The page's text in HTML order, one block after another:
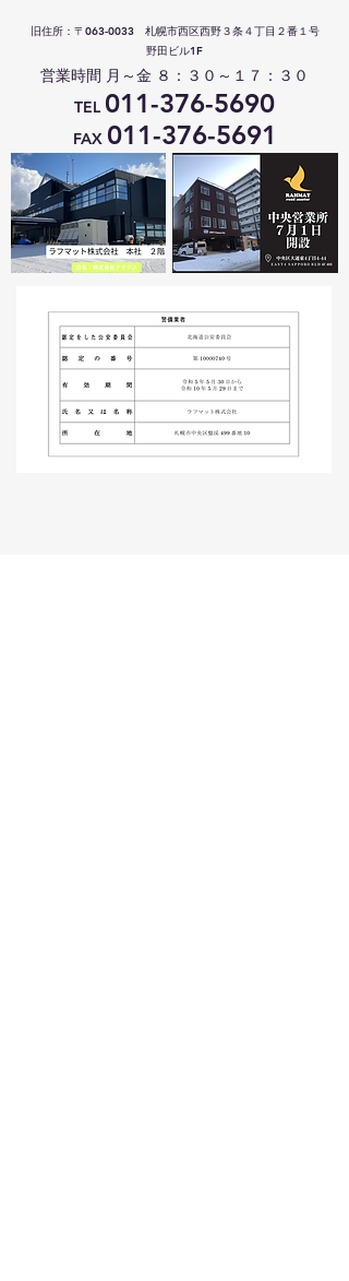
旧住所：〒063-0033 札幌市西区西野３条４丁目２番１号
​野田ビル1F
営業時間 月～金 ８：３０～１７：３０
TEL 011-376-5690
FAX 011-376-5691